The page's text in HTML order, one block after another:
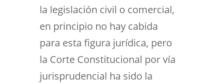
la legislación civil o comercial,
en principio no hay cabida
para esta figura jurídica, pero
la Corte Constitucional por vía
jurisprudencial ha sido la